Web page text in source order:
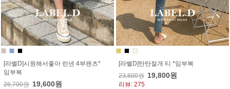
[라벨D]시원해서좋아 린넨 4부팬츠*
임부복
26,700원 19,600원
[라벨D]탄탄절개 티 *임부복
23,800원 19,800원
리뷰: 275